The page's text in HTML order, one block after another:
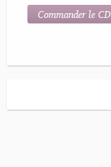
Commander le CD